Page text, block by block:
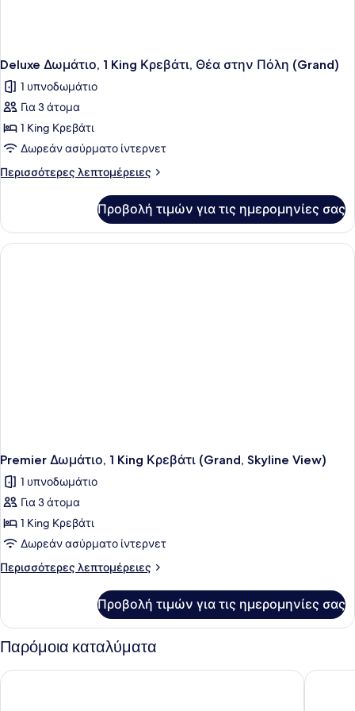
Deluxe Δωμάτιο, 1 King Κρεβάτι, Θέα στην Πόλη (Grand)
1 υπνοδωμάτιο
Για 3 άτομα
1 King Κρεβάτι
Δωρεάν ασύρματο ίντερνετ
Περισσότερες λεπτομέρειες
Περισσότερες
Δωμάτιο,
King
Προβολή τιμών για τις ημερομηνίες σας
Premier Δωμάτιο, 1 King Κρεβάτι (Grand, Skyline View)
1 υπνοδωμάτιο
Για 3 άτομα
1 King Κρεβάτι
Δωρεάν ασύρματο ίντερνετ
Περισσότερες λεπτομέρειες
Περισσότερες
Δωμάτιο,
King
(Grand,
Προβολή τιμών για τις ημερομηνίες σας
Παρόμοια καταλύματα
Grand Park City Hall Carlton